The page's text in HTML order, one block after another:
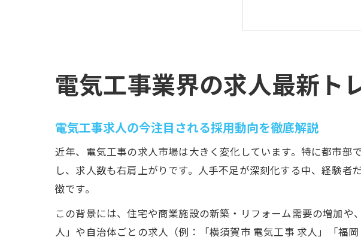
電気工事求
転職市場で
未経験から電気工
未経験から始
転職で電気工
求人サイト
電気工事未
電気工事求
電気工事士
電気工事業界の求人最新ト
電気工事求人の今注目される採用動向を徹底解説
近年、電気工事の求人市場は大きく変化しています。特に都市
し、求人数も右肩上がりです。人手不足が深刻化する中、経験
徴です。
この背景には、住宅や商業施設の新築・リフォーム需要の増加
人」や自治体ごとの求人（例：「横須賀市 電気工事 求人」「福